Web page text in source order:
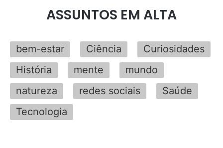
ASSUNTOS EM ALTA
bem-estar Ciência
Curiosidades
História
mente
mundo
natureza
redes sociais
Saúde
Tecnologia